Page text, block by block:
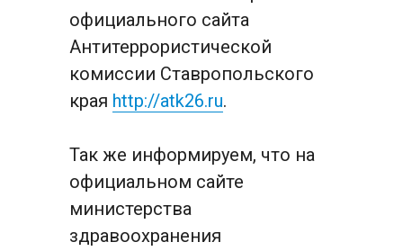
официального сайта
Антитеррористической
комиссии Ставропольского
края http://atk26.ru.
Так же информируем, что на
официальном сайте
министерства
здравоохранения